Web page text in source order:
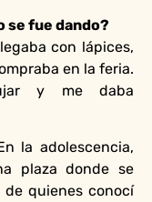
se fue dando?
con lápices,
en la feria.
y me daba
la adolescencia,
plaza donde se
quienes conocí